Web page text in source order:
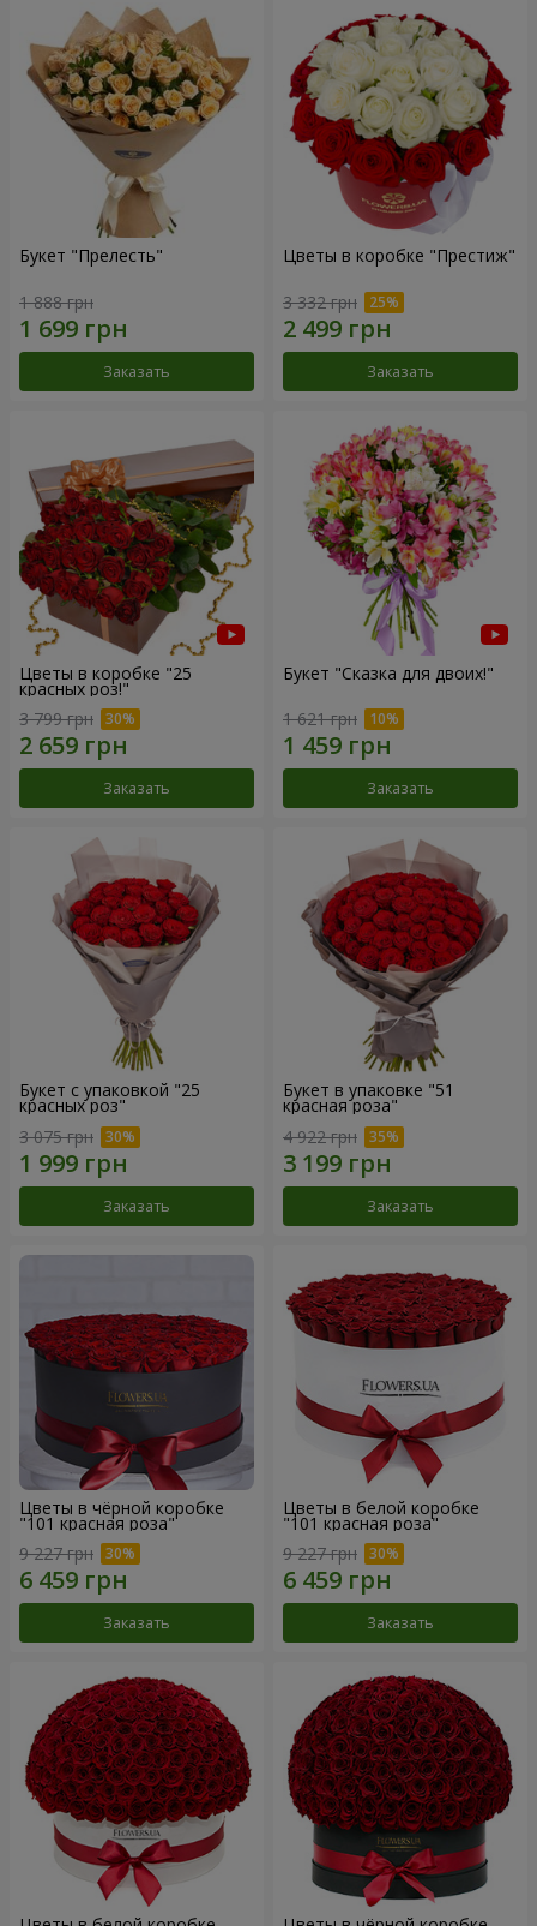
Букет "Прелесть"
1 888 грн
Заказать
Цветы в коробке "Престиж"
3 332 грн
Заказать
Цветы в коробке "25
красных роз!"
3 799 грн
Заказать
Букет "Сказка для двоих!"
1 621 грн
Заказать
Букет с упаковкой "25
красных роз"
3 075 грн
Заказать
Букет в упаковке "51
красная роза"
4 922 грн
Заказать
Цветы в чёрной коробке
"101 красная роза"
9 227 грн
Заказать
Цветы в белой коробке
"101 красная роза"
9 227 грн
Заказать